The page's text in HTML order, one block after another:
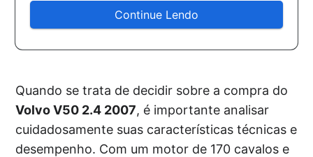
Continue Lendo
Quando se trata de decidir sobre a compra do
Volvo V50 2.4 2007, é importante analisar
cuidadosamente suas características técnicas e
desempenho. Com um motor de 170 cavalos e